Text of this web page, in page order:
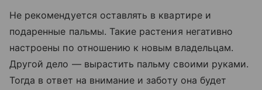
Не рекомендуется оставлять в квартире и
подаренные пальмы. Такие растения негативно
настроены по отношению к новым владельцам.
Другой дело — вырастить пальму своими руками.
Тогда в ответ на внимание и заботу она будет